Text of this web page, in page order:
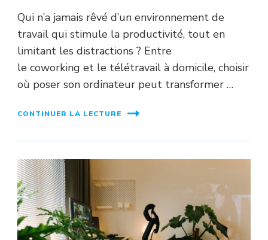
Qui n’a jamais rêvé d’un environnement de
travail qui stimule la productivité, tout en
limitant les distractions ? Entre
le coworking et le télétravail à domicile, choisir
où poser son ordinateur peut transformer …
CONTINUER LA LECTURE